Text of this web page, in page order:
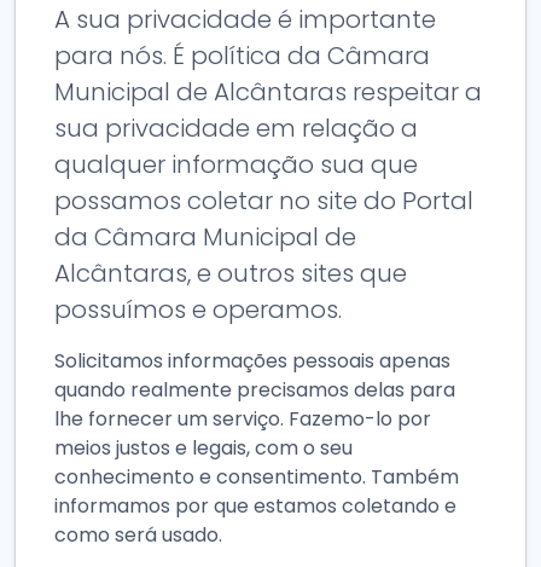
A sua privacidade é importante
para nós. É política da Câmara
Municipal de Alcântaras respeitar a
sua privacidade em relação a
qualquer informação sua que
possamos coletar no site do Portal
da Câmara Municipal de
Alcântaras, e outros sites que
possuímos e operamos.
Solicitamos informações pessoais apenas
quando realmente precisamos delas para
lhe fornecer um serviço. Fazemo-lo por
meios justos e legais, com o seu
conhecimento e consentimento. Também
informamos por que estamos coletando e
como será usado.